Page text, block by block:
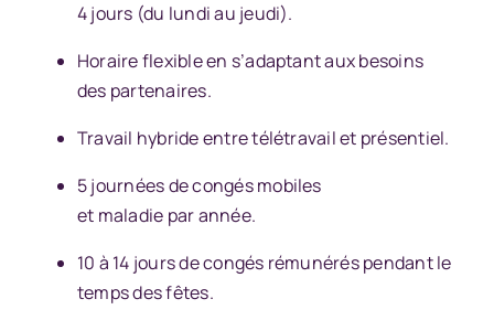
4 jours (du lundi au jeudi).
Horaire flexible en s’adaptant aux besoins
des partenaires.
Travail hybride entre télétravail et présentiel.
5 journées de congés mobiles
et maladie par année.
10 à 14 jours de congés rémunérés pendant le
temps des fêtes.